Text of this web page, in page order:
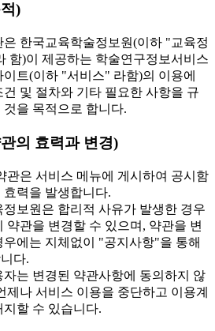
)
은 한국교육학술정보원(이하 "교육정
함)이 제공하는 학술연구정보서비스
이트(이하 "서비스" 라함)의 이용에
건 및 절차와 기타 필요한 사항을 규
것을 목적으로 합니다.
의 효력과 변경)
은 서비스 메뉴에 게시하여 공시함
효력을 발생합니다.
보원은 합리적 사유가 발생한 경우
약관을 변경할 수 있으며, 약관을 변
우에는 지체없이 "공지사항"을 통해
다.
는 변경된 약관사항에 동의하지 않
제나 서비스 이용을 중단하고 이용계
지할 수 있습니다.